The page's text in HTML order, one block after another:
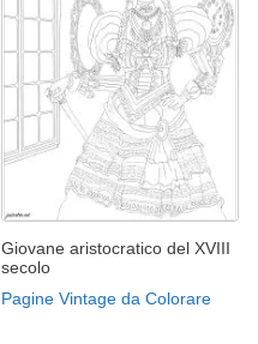
Giovane aristocratico del XVIII
secolo
Pagine Vintage da Colorare